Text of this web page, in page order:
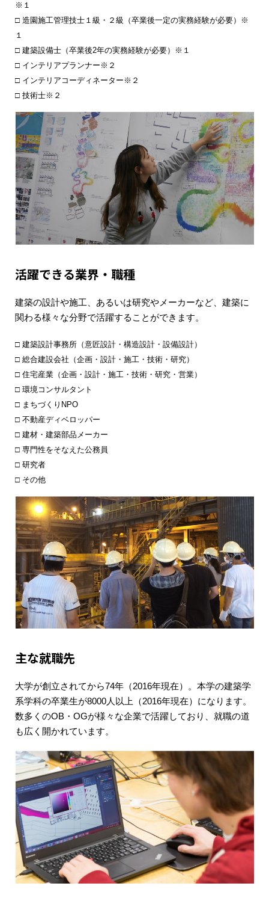
※１
造園施工管理技士１級・２級（卒業後一定の実務経験が必要）※
１
建築設備士（卒業後2年の実務経験が必要）※１
インテリアプランナー※２
インテリアコーディネーター※２
技術士※２
活躍できる業界・職種
建築の設計や施工、あるいは研究やメーカーなど、建築に
関わる様々な分野で活躍することができます。
建築設計事務所（意匠設計・構造設計・設備設計）
総合建設会社（企画・設計・施工・技術・研究）
住宅産業（企画・設計・施工・技術・研究・営業）
環境コンサルタント
まちづくりNPO
不動産ディベロッパー
建材・建築部品メーカー
専門性をそなえた公務員
研究者
その他
主な就職先
大学が創立されてから74年（2016年現在）。本学の建築学
系学科の卒業生が8000人以上（2016年現在）になります。
数多くのOB・OGが様々な企業で活躍しており、就職の道
も広く開かれています。